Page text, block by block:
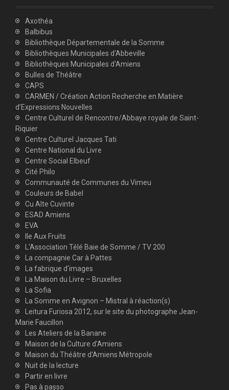
Axothéa
Balbibus
Bibliothèque Départementale de la Somme
Bibliothèques Municipales d'Abbeville
Bibliothèques Municipales d'Amiens
Bulles de Théâtre
CAPS
CARMEN / Création Action Recherche en Matière
d’Expressions Nouvelles
Centre Culturel de Rencontre/Abbaye royale de Saint-
Riquier
Centre Culturel Jacques Tati
Centre National du Livre
Centre Social Elbeuf
Cité Philo
Communauté de Communes du Vimeu
Couleurs de Babel
Cu Alte Cuvinte
ESAD Amiens
EVA
Ile Aux Fruits
L'Association Télé Baie de Somme / TV 200
La compagnie Car à Pattes
La fabrique d'images
La Maison du Livre – Bruxelles
La Sofia
La Somme en Avignon – Mistral à réaction(s)
Leitura Furiosa 2012, sur le site du photographe Jean-
Marie Faucillon
Les Ateliers de la Banane
Maison de la Culture d'Amiens
Maison du Théâtre d'Amiens Métropole
Nuit de la lecture
Partir en livre
Pas à passo